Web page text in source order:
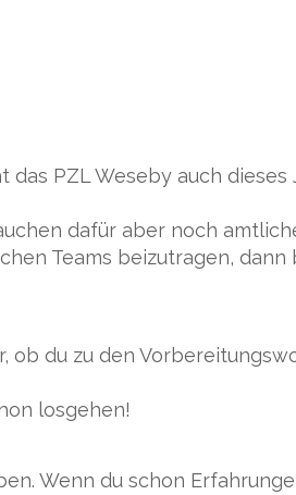
PZL Weseby auch dieses
dafür aber noch
Teams beizutragen,
du zu den
losgehen!
Wenn du schon